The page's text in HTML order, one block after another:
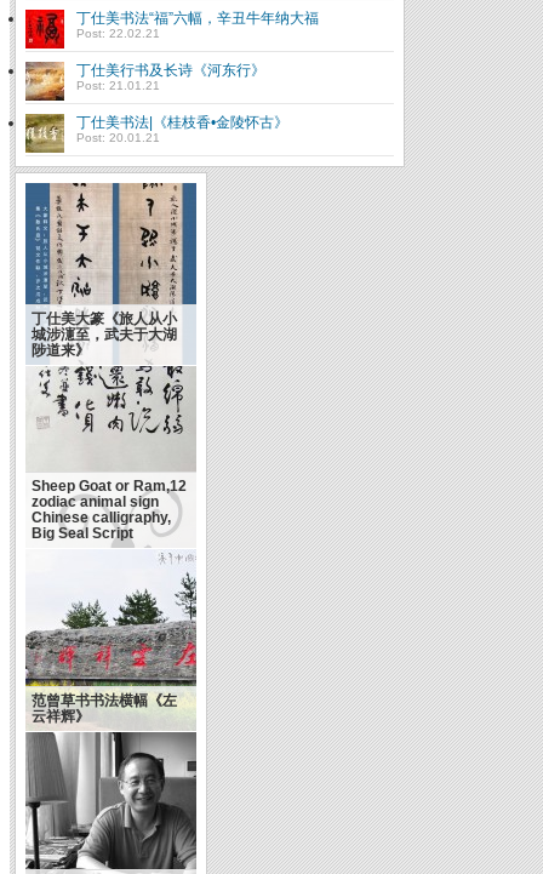
丁仕美书法“福”六幅，辛丑牛年纳大福
Post: 22.02.21
丁仕美行书及长诗《河东行》
Post: 21.01.21
丁仕美书法|《桂枝香•金陵怀古》
Post: 20.01.21
丁仕美大篆《旅人从小
城涉瀗至，武夫于大湖
陟道来》
Sheep Goat or Ram,12
zodiac animal sign
Chinese calligraphy,
Big Seal Script
范曾草书书法横幅《左
云祥辉》